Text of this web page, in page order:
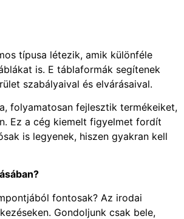
típusa létezik, amik különféle
is. E táblaformák segítenek
szabályaival és elvárásaival.
folyamatosan fejlesztik termékeiket,
Ez a cég kiemelt figyelmet fordít
is legyenek, hiszen gyakran kell
fontosak? Az irodai
Gondoljunk csak bele,